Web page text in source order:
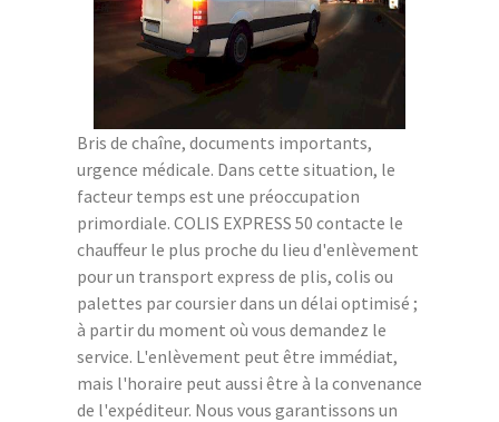
Bris de chaîne, documents importants,
urgence médicale. Dans cette situation, le
facteur temps est une préoccupation
primordiale. COLIS EXPRESS 50 contacte le
chauffeur le plus proche du lieu d'enlèvement
pour un transport express de plis, colis ou
palettes par coursier dans un délai optimisé ;
à partir du moment où vous demandez le
service. L'enlèvement peut être immédiat,
mais l'horaire peut aussi être à la convenance
de l'expéditeur. Nous vous garantissons un